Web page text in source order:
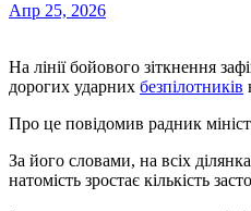
Апр 25, 2026
На лінії бойового зіткнення зафіксовано зміну тактики російських військ — противник поступово відмовляється від
дорогих ударних безпілотників
Про це повідомив радник
За його словами, на всіх
натомість зростає кількість